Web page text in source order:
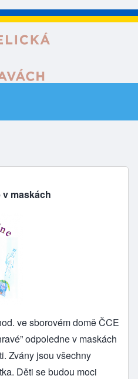
maskách
ve sborovém domě ČCE
odpoledne v maskách
Zvány jsou všechny
Děti se budou moci